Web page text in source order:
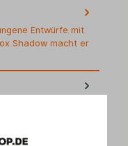
Entwürfe mit
Shadow macht er